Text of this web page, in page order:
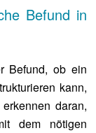
Befund in
Befund, ob ein
kann,
daran,
dem nötigen